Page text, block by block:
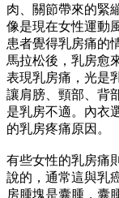
肉、關節帶來的緊
像是現在女性運動
患者覺得乳房痛的
馬拉松後，乳房愈
表現乳房痛，光是
讓肩膀、頸部、背
是乳房不適。內衣
的乳房疼痛原因。
有些女性的乳房痛
說的，通常這與乳
房腫塊是囊腫，囊